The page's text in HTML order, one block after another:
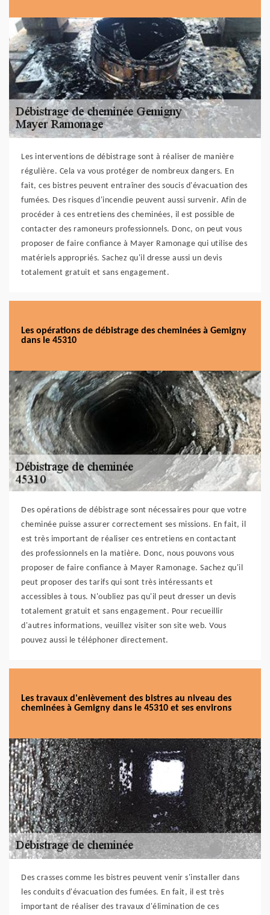
Les interventions de débistrage sont à réaliser de manière
régulière. Cela va vous protéger de nombreux dangers. En
fait, ces bistres peuvent entraîner des soucis d'évacuation des
fumées. Des risques d'incendie peuvent aussi survenir. Afin de
procéder à ces entretiens des cheminées, il est possible de
contacter des ramoneurs professionnels. Donc, on peut vous
proposer de faire confiance à Mayer Ramonage qui utilise des
matériels appropriés. Sachez qu'il dresse aussi un devis
totalement gratuit et sans engagement.
Les opérations de débistrage des cheminées à Gemigny
dans le 45310
Des opérations de débistrage sont nécessaires pour que votre
cheminée puisse assurer correctement ses missions. En fait, il
est très important de réaliser ces entretiens en contactant
des professionnels en la matière. Donc, nous pouvons vous
proposer de faire confiance à Mayer Ramonage. Sachez qu'il
peut proposer des tarifs qui sont très intéressants et
accessibles à tous. N'oubliez pas qu'il peut dresser un devis
totalement gratuit et sans engagement. Pour recueillir
d'autres informations, veuillez visiter son site web. Vous
pouvez aussi le téléphoner directement.
Les travaux d'enlèvement des bistres au niveau des
cheminées à Gemigny dans le 45310 et ses environs
Des crasses comme les bistres peuvent venir s'installer dans
les conduits d'évacuation des fumées. En fait, il est très
important de réaliser des travaux d'élimination de ces